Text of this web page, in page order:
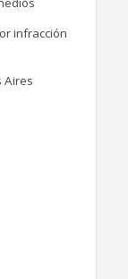
infracción
Aires